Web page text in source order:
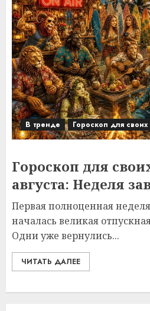
В тренде Гороскоп для своих
Гороскоп для
августа: Неделя
Первая полноценная
началась великая
Одни уже вернулись...
ЧИТАТЬ ДАЛЕЕ